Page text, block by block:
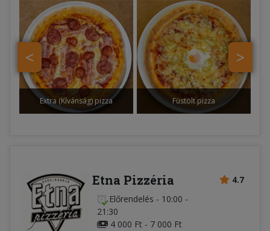
>
<
Extra (Kívánság) pizza Füstölt pizza
4.7
Etna Pizzéria
Előrendelés - 10:00 -
21:30
4 000 Ft - 7 000 Ft